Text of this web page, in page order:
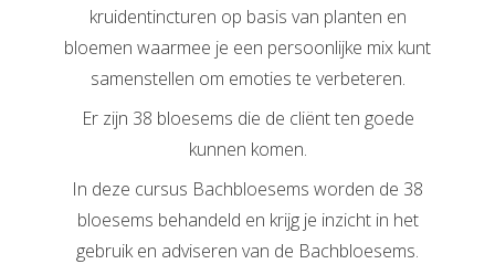
kruidentincturen op basis van planten en
bloemen waarmee je een persoonlijke mix kunt
samenstellen om emoties te verbeteren.
Er zijn 38 bloesems die de cliënt ten goede
kunnen komen.
In deze cursus Bachbloesems worden de 38
bloesems behandeld en krijg je inzicht in het
gebruik en adviseren van de Bachbloesems.